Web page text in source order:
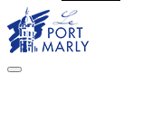
MENU